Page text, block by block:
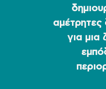
αμέτρητες
για μια